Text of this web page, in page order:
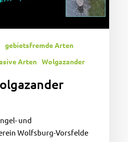
gebietsfremde Arten
Arten Wolgazander
und
Wolfsburg-Vorsfelde